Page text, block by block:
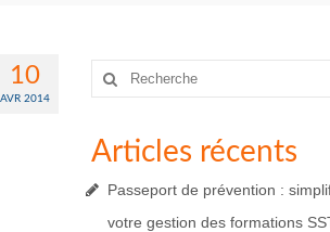
10
AVR 2014
Rechercher
Articles récents
Passeport de prévention :
votre gestion des formations